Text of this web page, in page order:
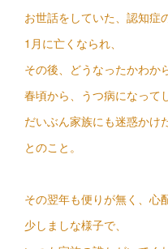
お世話をしていた、認知症
1月に亡くなられ、
その後、どうなったかわか
春頃から、うつ病になって
だいぶん家族にも迷惑かけ
とのこと。
その翌年も便りが無く、心
少しましな様子で、